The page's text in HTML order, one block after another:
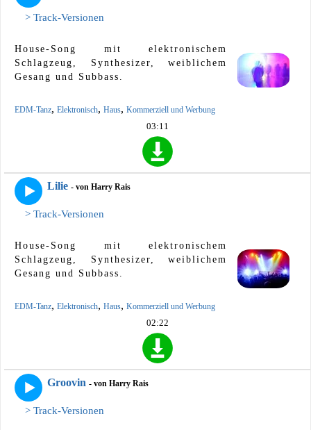
> Track-Versionen
House-Song mit elektronischem
Schlagzeug, Synthesizer, weiblichem
Gesang und Subbass.
EDM-Tanz, Elektronisch, Haus, Kommerziell und Werbung
03:11
Lilie - von Harry Rais
> Track-Versionen
House-Song mit elektronischem
Schlagzeug, Synthesizer, weiblichem
Gesang und Subbass.
EDM-Tanz, Elektronisch, Haus, Kommerziell und Werbung
02:22
Groovin - von Harry Rais
> Track-Versionen